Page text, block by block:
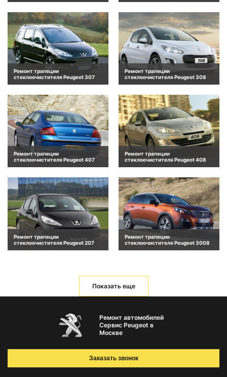
Ремонт трапеции
стеклоочистителя Peugeot 307
Ремонт трапеции
стеклоочистителя Peugeot 308
Ремонт трапеции
стеклоочистителя Peugeot 407
Ремонт трапеции
стеклоочистителя Peugeot 408
Ремонт трапеции
стеклоочистителя Peugeot 207
Ремонт трапеции
стеклоочистителя Peugeot 3008
Показать еще
Ремонт автомобилей
Сервис Peugeot в
Москве
Заказать звонок